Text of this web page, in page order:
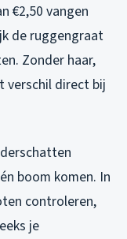
€2,50 vangen
de ruggengraat
Zonder haar,
verschil direct bij
boom komen. In
controleren,
je